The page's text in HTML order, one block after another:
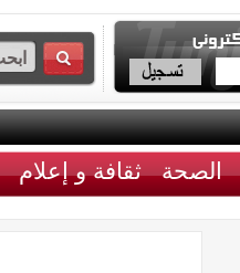
الصحة ثقافة و إعلام